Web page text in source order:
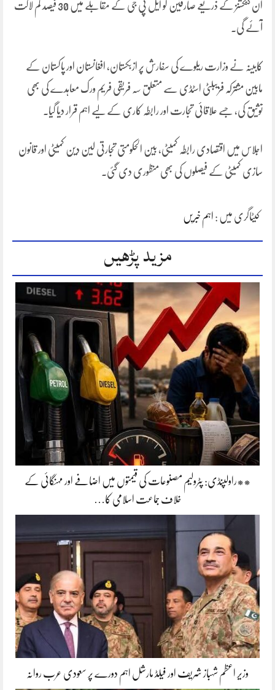
ان کنکشنز کے ذریعے صارفین کو ایل پی جی کے مقابلے میں 30 فیصد کم لاگت
آئے گی۔
کابینہ نے وزارت ریلوے کی سفارش پر ازبکستان، افغانستان اور پاکستان کے
مابین مشترکہ فزیبلٹی اسٹڈی سے متعلق سہ فریقی فریم ورک معاہدے کی بھی
توثیق کی، جسے علاقائی تجارت اور رابطہ کاری کے لیے اہم قرار دیا گیا۔
اجلاس میں اقتصادی رابطہ کمیٹی، بین الحکومتی تجارتی لین دین کمیٹی اور قانون
سازی کمیٹی کے فیصلوں کی بھی منظوری دی گئی۔
کیٹاگری میں : اہم خبریں
مزید پڑھیں
**راولپنڈی: پٹرولیم مصنوعات کی قیمتوں میں اضافے اور مہنگائی کے
خلاف جماعت اسلامی کا…
وزیر اعظم شہباز شریف اور فیلڈ مارشل اہم دورے پر سعودی عرب روانہ